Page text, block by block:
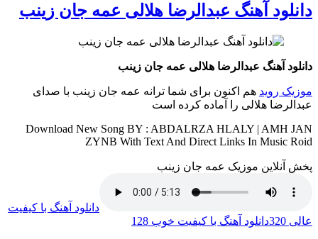
دانلود آهنگ عبدالرضا هلالی عمه جان زینب
دانلود آهنگ عبدالرضا هلالی عمه جان زینب
موزیک روید هم اکنون برای شما ترانه عمه جان زینب با صدای
عبدالرضا هلالی را آماده کرده است
Download New Song BY : ABDALRZA HLALY | AMH JAN
ZYNB With Text And Direct Links In Music Roid
پخش آنلاین موزیک عمه جان زینب
دانلود آهنگ با کیفیت
عالی 320
دانلود آهنگ با کیفیت خوب 128